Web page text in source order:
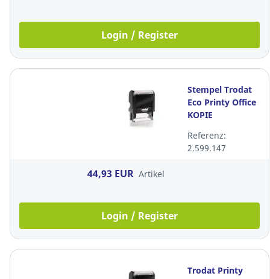
Login / Register
Stempel Trodat
Eco Printy Office
KOPIE
Referenz:
2.599.147
44,93 EUR Artikel
Login / Register
Trodat Printy